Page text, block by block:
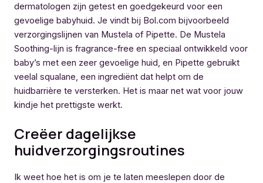
dermatologen zijn getest en goedgekeurd voor een
gevoelige babyhuid. Je vindt bij Bol.com bijvoorbeeld
verzorgingslijnen van Mustela of Pipette. De Mustela
Soothing-lijn is fragrance-free en speciaal ontwikkeld voor
baby’s met een zeer gevoelige huid, en Pipette gebruikt
veelal squalane, een ingrediënt dat helpt om de
huidbarrière te versterken. Het is maar net wat voor jouw
kindje het prettigste werkt.
Creëer dagelijkse
huidverzorgingsroutines
Ik weet hoe het is om je te laten meeslepen door de